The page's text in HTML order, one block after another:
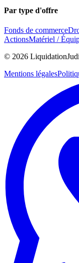
Par type d'offre
Fonds de commerce
ActionsMatériel /
© 2026
Mentions légales